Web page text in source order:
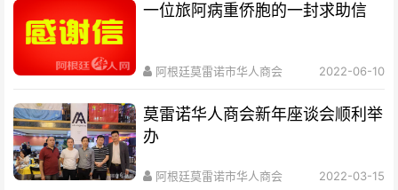
一位旅阿病重侨胞的一封求助信
阿根廷莫雷诺市华人商会 2022-06-10
莫雷诺华人商会新年座谈会顺利举
办
阿根廷莫雷诺市华人商会 2022-03-15